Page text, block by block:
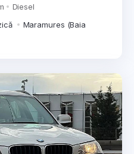
Diesel
Maramures (Baia